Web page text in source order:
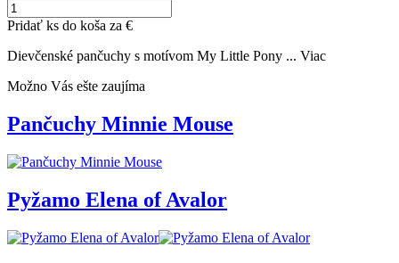
Pridať ks do koša za €
Dievčenské pančuchy s motívom My Little Pony ... Viac
Možno Vás ešte zaujíma
Pančuchy Minnie Mouse
Pyžamo Elena of Avalor